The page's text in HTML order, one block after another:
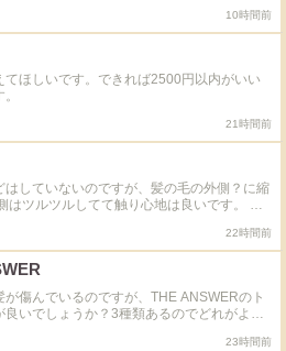
ざいます！ さて本日の質問で
こっとセルフで染めるとき、カラー材はど
いでとてもお安く、染まりもよく気軽に
心地など教えてくださるとうれしいです。
いつもありがとうござい
10時間前
ほしいです。できれば2500円以内がいい
21時間前
していないのですが、髪の毛の外側？に縮
はツルツルしてて触り心地は良いです。 基
は乾かすようにしています。寝相が悪いの
そこなのかもしれないです。 シャンプー
ル、ミルクはプリュスオー、オイルはモロ
すが、何か改善する方法はありませんか？
22時間前
傷んでいるのですが、THE ANSWERのト
良いでしょうか？3種類あるのでどれがよい
23時間前